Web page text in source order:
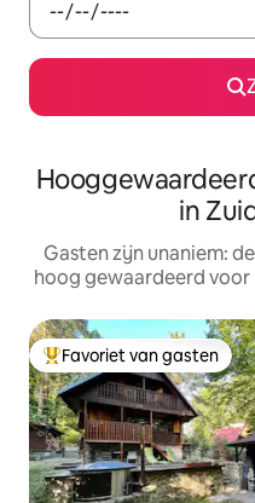
in
Gasten zijn unaniem:
hoog gewaardeerd voor
Topfavoriet van gasten
Favoriet van gasten